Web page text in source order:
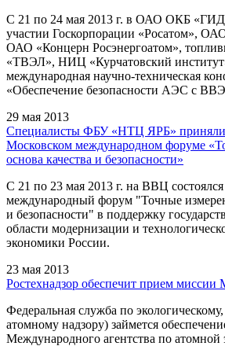
С 21 по 24 мая 2013 г. в ОАО ОКБ
участии Госкорпорации «Росатом»,
ОАО «Концерн Росэнергоатом»,
«ТВЭЛ», НИЦ «Курчатовский
международная научно-техническая
«Обеспечение безопасности АЭС с
29 мая 2013
Специалисты ФБУ «НТЦ ЯРБ» приняли
Московском международном форуме
основа качества и безопасности»
С 21 по 23 мая 2013 г. на ВВЦ
международный форум "Точные
и безопасности" в поддержку
области модернизации и
экономики России.
23 мая 2013
Ростехнадзор обеспечит прием
Федеральная служба по
атомному надзору) займется
Международного агентства по атомной